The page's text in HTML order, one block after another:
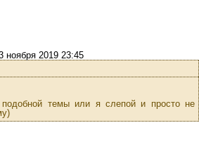
ноября 2019 23:45
темы или я слепой и просто не